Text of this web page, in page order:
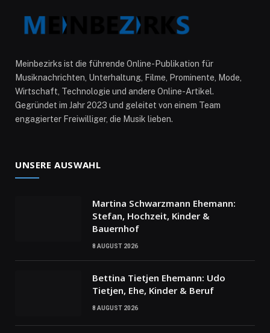
Meinbezirks ist die führende Online-Publikation für
Musiknachrichten, Unterhaltung, Filme, Prominente, Mode,
Wirtschaft, Technologie und andere Online-Artikel.
Gegründet im Jahr 2023 und geleitet von einem Team
engagierter Freiwilliger, die Musik lieben.
UNSERE AUSWAHL
Martina Schwarzmann Ehemann:
Stefan, Hochzeit, Kinder &
Bauernhof
8 AUGUST 2026
Bettina Tietjen Ehemann: Udo
Tietjen, Ehe, Kinder & Beruf
8 AUGUST 2026